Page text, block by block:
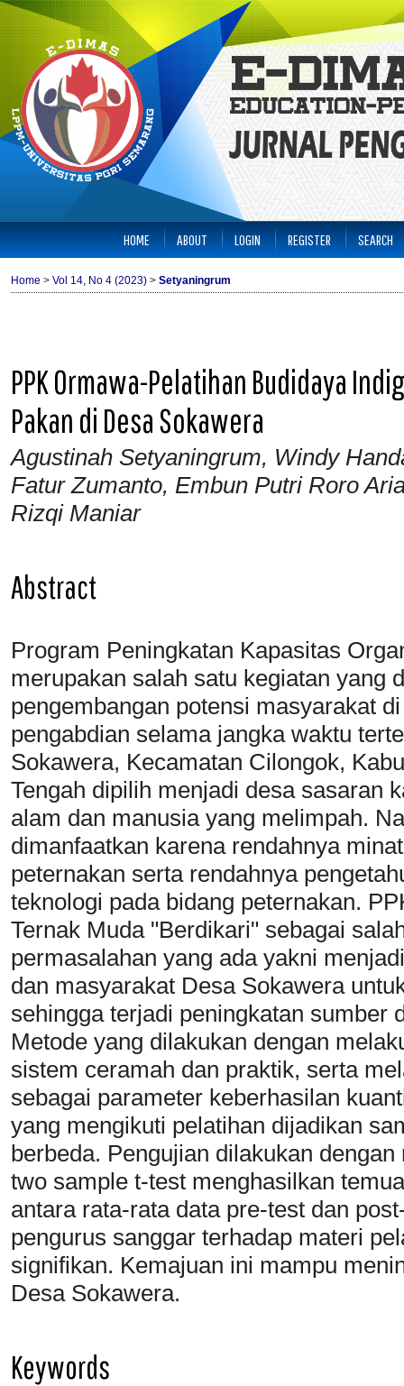
HOME ABOUT LOGIN REGISTER SEARCH
Home > Vol 14, No 4 (2023) > Setyaningrum
PPK Ormawa-Pelatihan Budidaya
Pakan di Desa Sokawera
Agustinah Setyaningrum, Windy
Fatur Zumanto, Embun Putri Roro
Rizqi Maniar
Abstract
Program Peningkatan Kapasitas
merupakan salah satu kegiatan yang
pengembangan potensi masyarakat
pengabdian selama jangka waktu
Sokawera, Kecamatan Cilongok,
Tengah dipilih menjadi desa sasaran
alam dan manusia yang melimpah.
dimanfaatkan karena rendahnya
peternakan serta rendahnya
teknologi pada bidang peternakan.
Ternak Muda "Berdikari" sebagai
permasalahan yang ada yakni
dan masyarakat Desa Sokawera
sehingga terjadi peningkatan sumber
Metode yang dilakukan dengan
sistem ceramah dan praktik, serta
sebagai parameter keberhasilan
yang mengikuti pelatihan dijadikan
berbeda. Pengujian dilakukan
two sample t-test menghasilkan
antara rata-rata data pre-test dan
pengurus sanggar terhadap materi
signifikan. Kemajuan ini mampu
Desa Sokawera.
Keywords